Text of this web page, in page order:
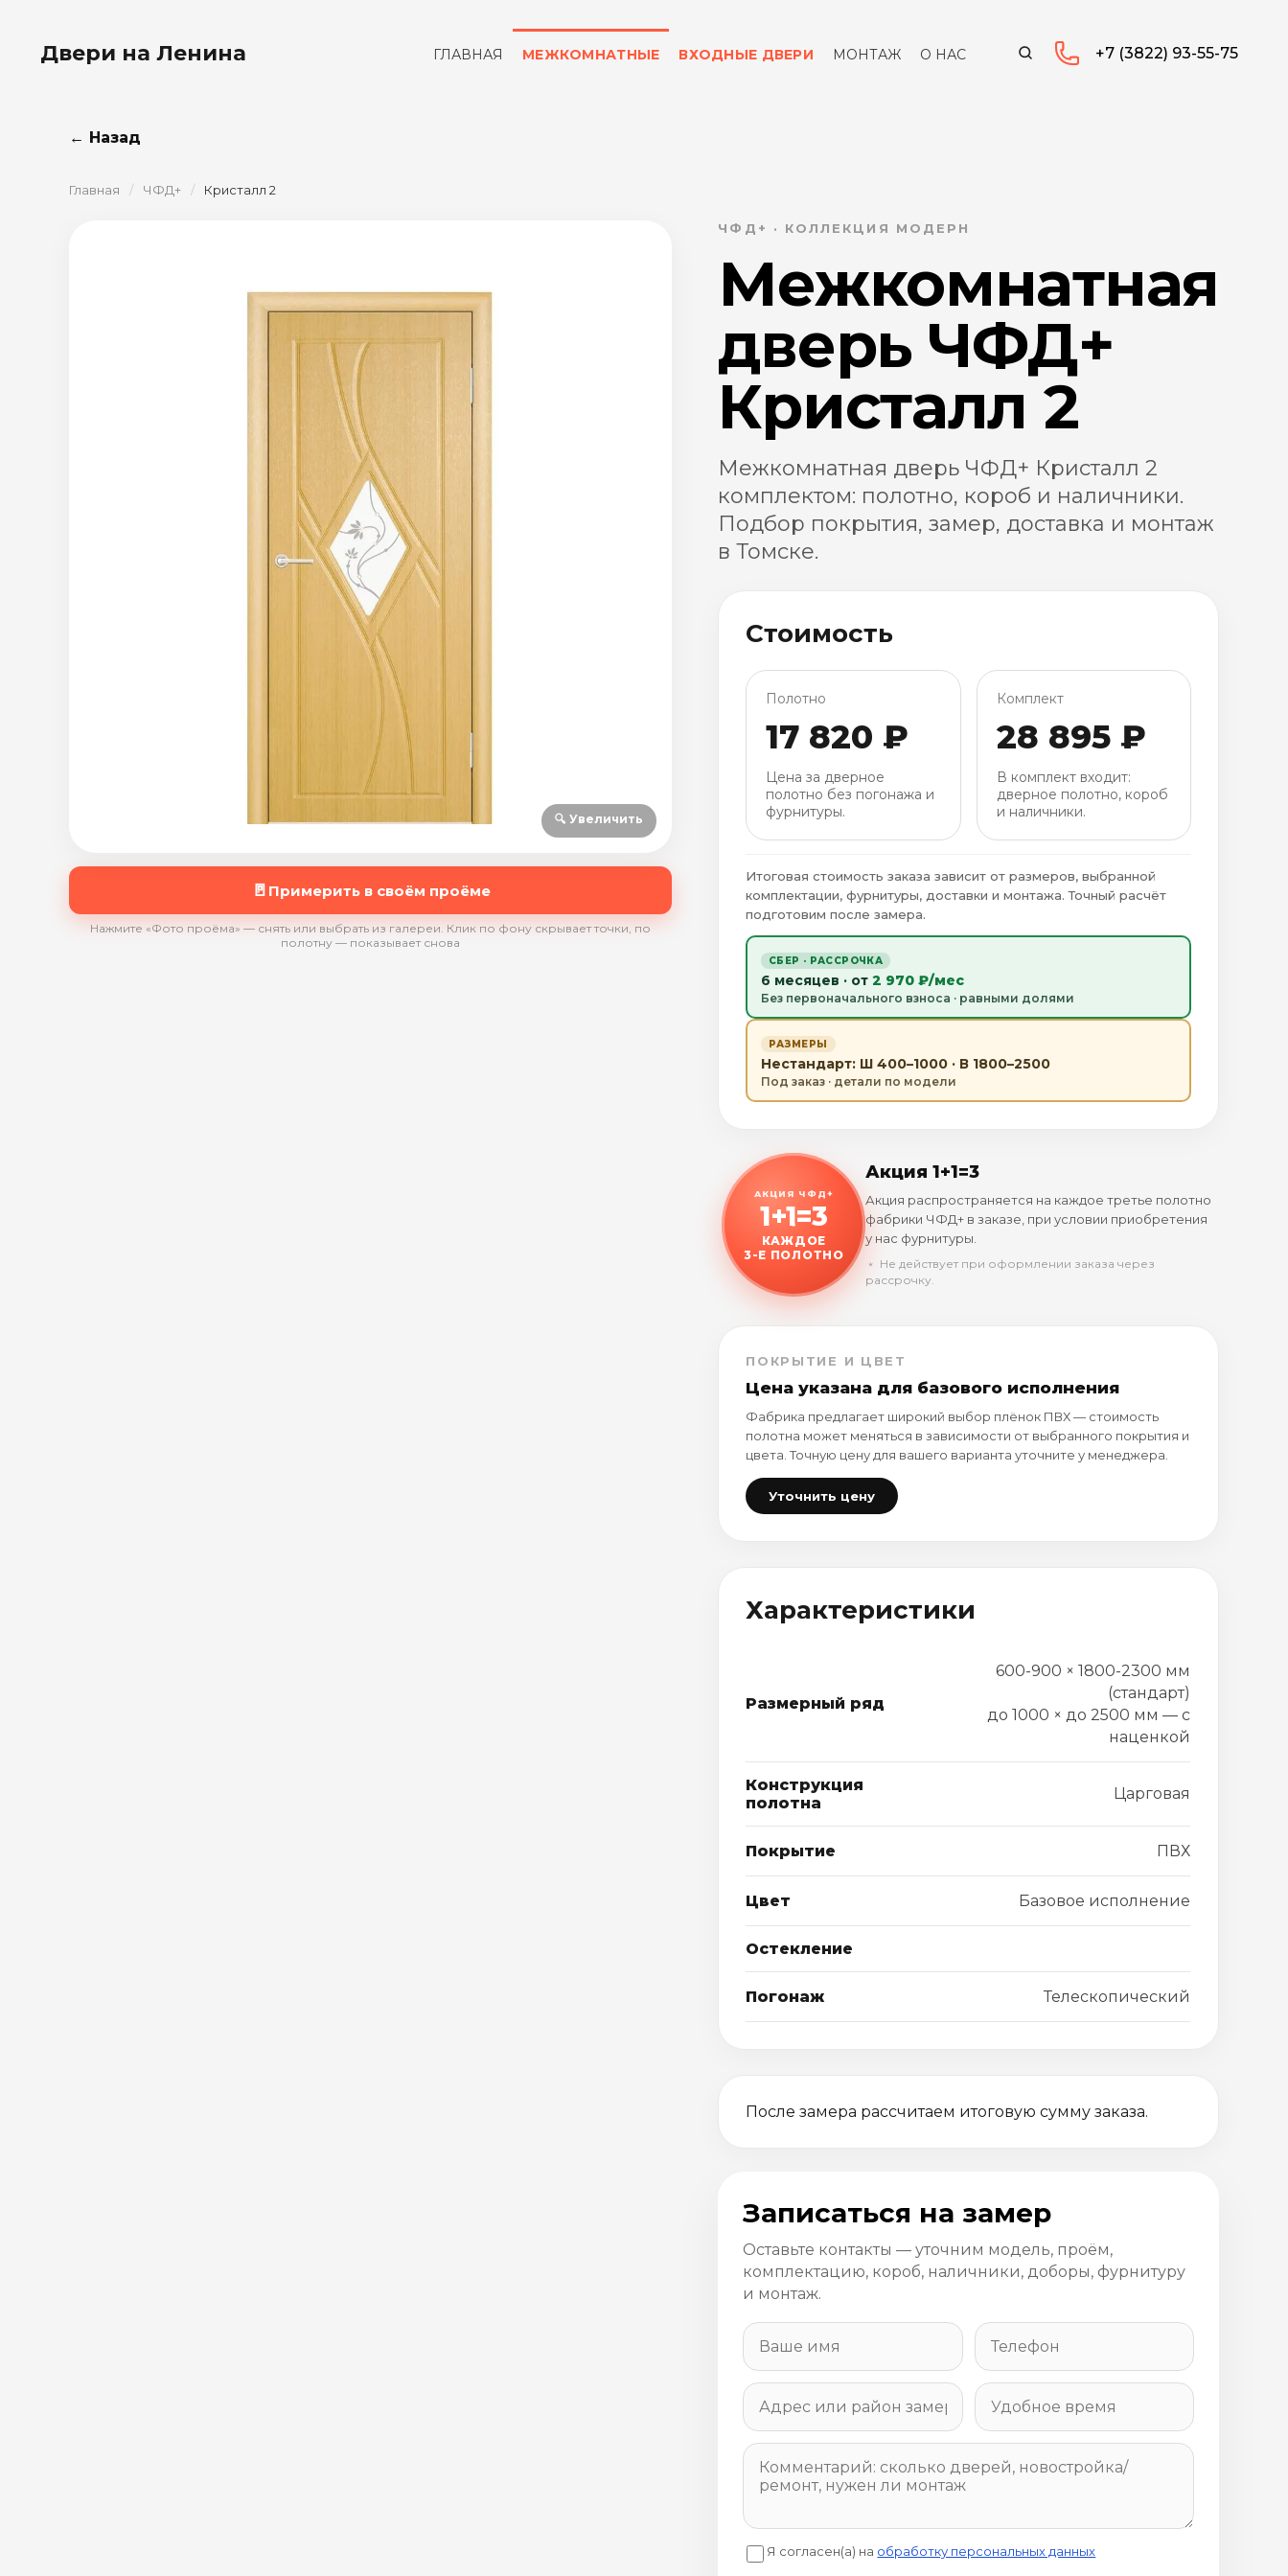
Двери на Ленина ГЛАВНАЯ МЕЖКОМНАТНЫЕ ВХОДНЫЕ ДВЕРИ МОНТАЖ О НАС +7 (3822) 93-55-75
← Назад
Главная / ЧФД+ / Кристалл 2
🔍 Увеличить
🚪 Примерить в своём проёме
Нажмите «Фото проёма» — снять или выбрать из галереи. Клик по фону скрывает точки, по
полотну — показывает снова
ЧФД+ · КОЛЛЕКЦИЯ МОДЕРН
Межкомнатная
дверь ЧФД+
Кристалл 2
Межкомнатная дверь ЧФД+ Кристалл 2
комплектом: полотно, короб и наличники.
Подбор покрытия, замер, доставка и монтаж
в Томске.
Стоимость
Полотно
17 820 ₽
Цена за дверное
полотно без погонажа и
фурнитуры.
Комплект
28 895 ₽
В комплект входит:
дверное полотно, короб
и наличники.
Итоговая стоимость заказа зависит от размеров, выбранной
комплектации, фурнитуры, доставки и монтажа. Точный расчёт
подготовим после замера.
СБЕР · РАССРОЧКА
6 месяцев · от 2 970 ₽/мес
Без первоначального взноса · равными долями
РАЗМЕРЫ
Нестандарт: Ш 400–1000 · В 1800–2500
Под заказ · детали по модели
АКЦИЯ ЧФД+
1+1=3
КАЖДОЕ
3-Е ПОЛОТНО
Акция 1+1=3
Акция распространяется на каждое третье полотно
фабрики ЧФД+ в заказе, при условии приобретения
у нас фурнитуры.
﹡ Не действует при оформлении заказа через
рассрочку.
ПОКРЫТИЕ И ЦВЕТ
Цена указана для базового исполнения
Фабрика предлагает широкий выбор плёнок ПВХ — стоимость
полотна может меняться в зависимости от выбранного покрытия и
цвета. Точную цену для вашего варианта уточните у менеджера.
Уточнить цену
Характеристики
Размерный ряд
600-900 × 1800-2300 мм
(стандарт)
до 1000 × до 2500 мм — с
наценкой
Конструкция
полотна
Царговая
Покрытие ПВХ
Цвет Базовое исполнение
Остекление
Погонаж Телескопический
После замера рассчитаем итоговую сумму заказа.
Записаться на замер
Оставьте контакты — уточним модель, проём,
комплектацию, короб, наличники, доборы, фурнитуру
и монтаж.
Я согласен(а) на обработку персональных данных